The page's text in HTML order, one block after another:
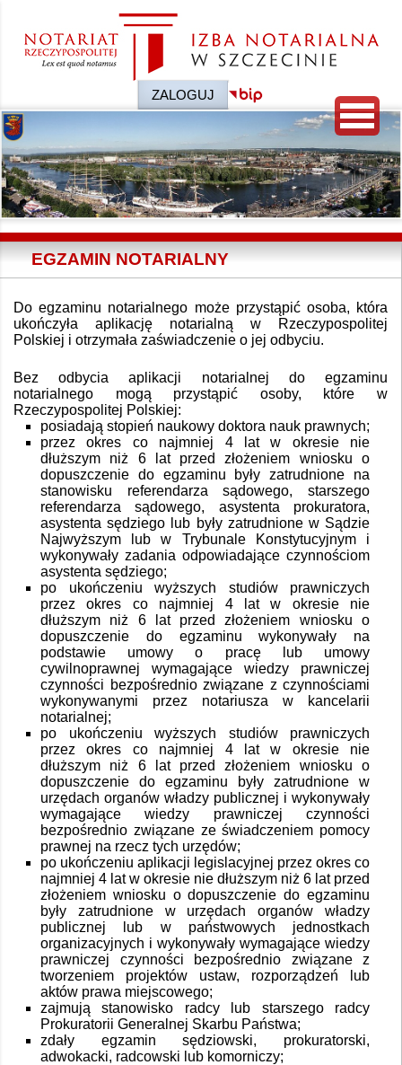
ZALOGUJ
EGZAMIN NOTARIALNY
Do egzaminu notarialnego może przystąpić osoba, która
ukończyła aplikację notarialną w Rzeczypospolitej
Polskiej i otrzymała zaświadczenie o jej odbyciu.
Bez odbycia aplikacji notarialnej do egzaminu
notarialnego mogą przystąpić osoby, które w
Rzeczypospolitej Polskiej:
posiadają stopień naukowy doktora nauk prawnych;
przez okres co najmniej 4 lat w okresie nie
dłuższym niż 6 lat przed złożeniem wniosku o
dopuszczenie do egzaminu były zatrudnione na
stanowisku referendarza sądowego, starszego
referendarza sądowego, asystenta prokuratora,
asystenta sędziego lub były zatrudnione w Sądzie
Najwyższym lub w Trybunale Konstytucyjnym i
wykonywały zadania odpowiadające czynnościom
asystenta sędziego;
po ukończeniu wyższych studiów prawniczych
przez okres co najmniej 4 lat w okresie nie
dłuższym niż 6 lat przed złożeniem wniosku o
dopuszczenie do egzaminu wykonywały na
podstawie umowy o pracę lub umowy
cywilnoprawnej wymagające wiedzy prawniczej
czynności bezpośrednio związane z czynnościami
wykonywanymi przez notariusza w kancelarii
notarialnej;
po ukończeniu wyższych studiów prawniczych
przez okres co najmniej 4 lat w okresie nie
dłuższym niż 6 lat przed złożeniem wniosku o
dopuszczenie do egzaminu były zatrudnione w
urzędach organów władzy publicznej i wykonywały
wymagające wiedzy prawniczej czynności
bezpośrednio związane ze świadczeniem pomocy
prawnej na rzecz tych urzędów;
po ukończeniu aplikacji legislacyjnej przez okres co
najmniej 4 lat w okresie nie dłuższym niż 6 lat przed
złożeniem wniosku o dopuszczenie do egzaminu
były zatrudnione w urzędach organów władzy
publicznej lub w państwowych jednostkach
organizacyjnych i wykonywały wymagające wiedzy
prawniczej czynności bezpośrednio związane z
tworzeniem projektów ustaw, rozporządzeń lub
aktów prawa miejscowego;
zajmują stanowisko radcy lub starszego radcy
Prokuratorii Generalnej Skarbu Państwa;
zdały egzamin sędziowski, prokuratorski,
adwokacki, radcowski lub komorniczy;